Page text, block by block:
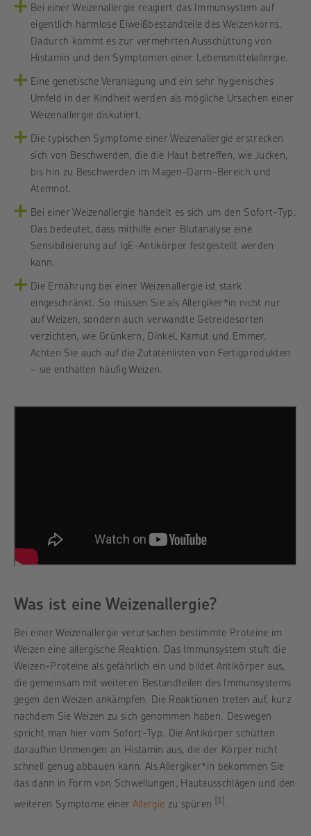
Bei einer Weizenallergie reagiert das Immunsystem auf
eigentlich harmlose Eiweißbestandteile des Weizenkorns.
Dadurch kommt es zur vermehrten Ausschüttung von
Histamin und den Symptomen einer Lebensmittelallergie.
Eine genetische Veranlagung und ein sehr hygienisches
Umfeld in der Kindheit werden als mögliche Ursachen einer
Weizenallergie diskutiert.
Die typischen Symptome einer Weizenallergie erstrecken
sich von Beschwerden, die die Haut betreffen, wie Jucken,
bis hin zu Beschwerden im Magen-Darm-Bereich und
Atemnot.
Bei einer Weizenallergie handelt es sich um den Sofort-Typ.
Das bedeutet, dass mithilfe einer Blutanalyse eine
Sensibilisierung auf IgE-Antikörper festgestellt werden
kann.
Die Ernährung bei einer Weizenallergie ist stark
eingeschränkt. So müssen Sie als Allergiker*in nicht nur
auf Weizen, sondern auch verwandte Getreidesorten
verzichten, wie Grünkern, Dinkel, Kamut und Emmer.
Achten Sie auch auf die Zutatenlisten von Fertigprodukten
– sie enthalten häufig Weizen.
Was ist eine Weizenallergie?
Bei einer Weizenallergie verursachen bestimmte Proteine im
Weizen eine allergische Reaktion. Das Immunsystem stuft die
Weizen-Proteine als gefährlich ein und bildet Antikörper aus,
die gemeinsam mit weiteren Bestandteilen des Immunsystems
gegen den Weizen ankämpfen. Die Reaktionen treten auf, kurz
nachdem Sie Weizen zu sich genommen haben. Deswegen
spricht man hier vom Sofort-Typ. Die Antikörper schütten
daraufhin Unmengen an Histamin aus, die der Körper nicht
schnell genug abbauen kann. Als Allergiker*in bekommen Sie
das dann in Form von Schwellungen, Hautausschlägen und den
weiteren Symptome einer Allergie zu spüren [1].